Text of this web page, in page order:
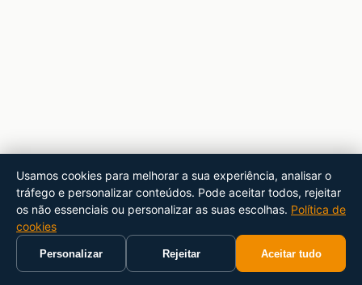
Usamos cookies para melhorar a sua experiência, analisar o
tráfego e personalizar conteúdos. Pode aceitar todos, rejeitar
os não essenciais ou personalizar as suas escolhas. Política de
cookies
Personalizar Rejeitar Aceitar tudo